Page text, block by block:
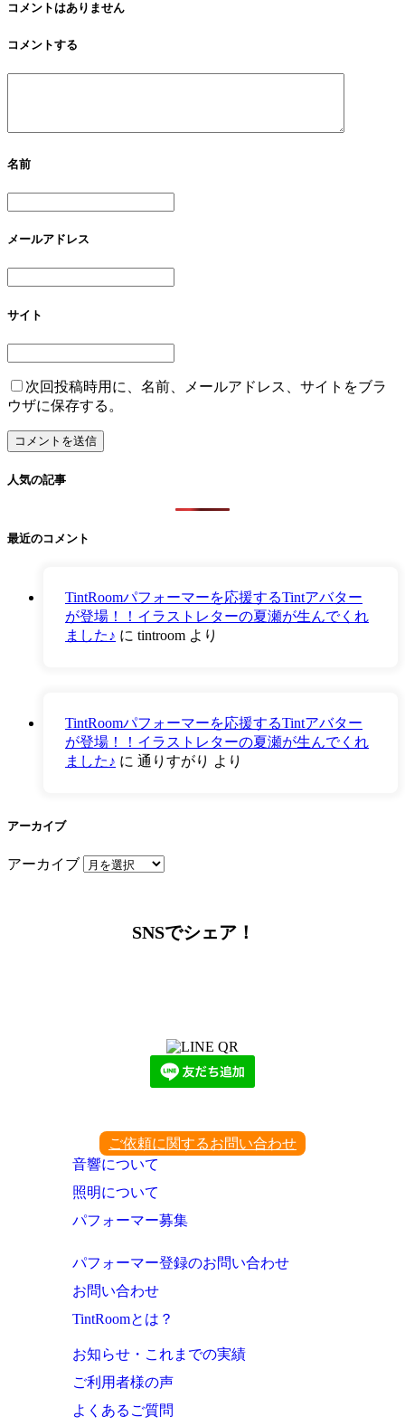
コメントはありません
コメントする
名前
メールアドレス
サイト
次回投稿時用に、名前、メールアドレス、サイトをブラ
ウザに保存する。
人気の記事
最近のコメント
TintRoomパフォーマーを応援するTintアバター
が登場！！イラストレターの夏瀬が生んでくれ
ました♪ に tintroom より
TintRoomパフォーマーを応援するTintアバター
が登場！！イラストレターの夏瀬が生んでくれ
ました♪ に 通りすがり より
アーカイブ
アーカイブ
SNSでシェア！
ご依頼に関するお問い合わせ
音響について
照明について
パフォーマー募集
パフォーマー登録のお問い合わせ
お問い合わせ
TintRoomとは？
お知らせ・これまでの実績
ご利用者様の声
よくあるご質問